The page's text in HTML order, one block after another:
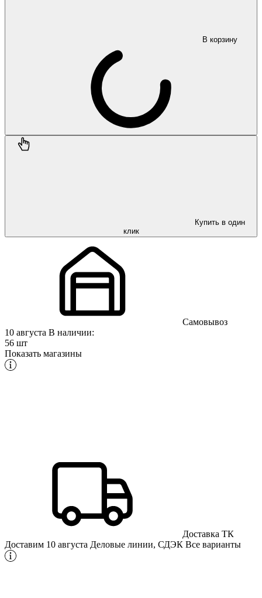
В корзину
Купить в один
клик
Самовывоз
10 августа В наличии:
56 шт
Показать магазины
Доставка ТК
Доставим 10 августа Деловые линии, СДЭК Все варианты